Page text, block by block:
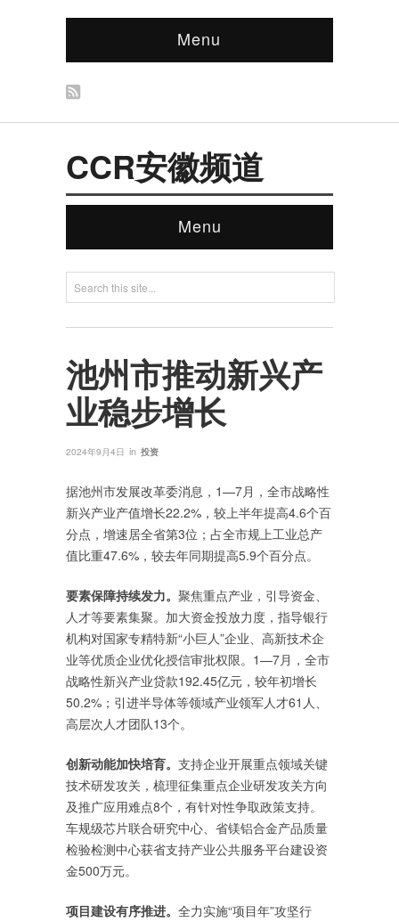
Menu
CCR安徽频道
Menu
池州市推动新兴产
业稳步增长
2024年9月4日 in 投资
据池州市发展改革委消息，1—7月，全市战略性
新兴产业产值增长22.2%，较上半年提高4.6个百
分点，增速居全省第3位；占全市规上工业总产
值比重47.6%，较去年同期提高5.9个百分点。
要素保障持续发力。 聚焦重点产业，引导资金、
人才等要素集聚。加大资金投放力度，指导银行
机构对国家专精特新“小巨人”企业、高新技术企
业等优质企业优化授信审批权限。1—7月，全市
战略性新兴产业贷款192.45亿元，较年初增长
50.2%；引进半导体等领域产业领军人才61人、
高层次人才团队13个。
创新动能加快培育。 支持企业开展重点领域关键
技术研发攻关，梳理征集重点企业研发攻关方向
及推广应用难点8个，有针对性争取政策支持。
车规级芯片联合研究中心、省镁铝合金产品质量
检验检测中心获省支持产业公共服务平台建设资
金500万元。
项目建设有序推进。 全力实施“项目年”攻坚行